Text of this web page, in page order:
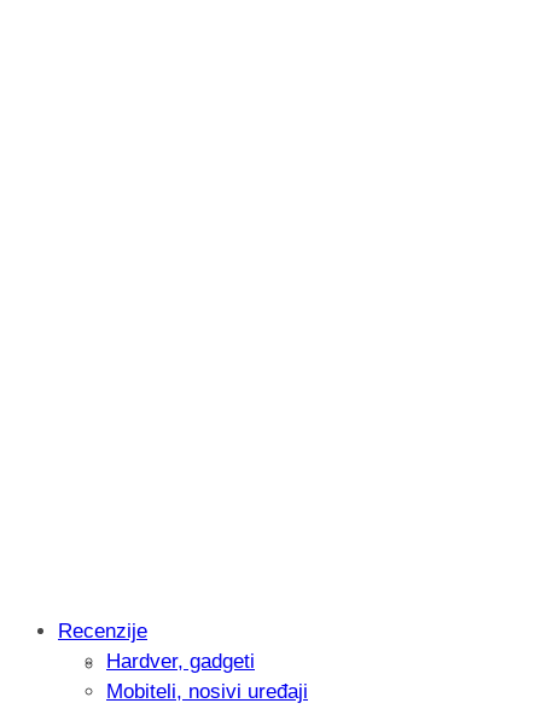
Intervju: Goran Jović, fotograf -
Recenzije
Hardver, gadgeti
Mobiteli, nosivi uređaji